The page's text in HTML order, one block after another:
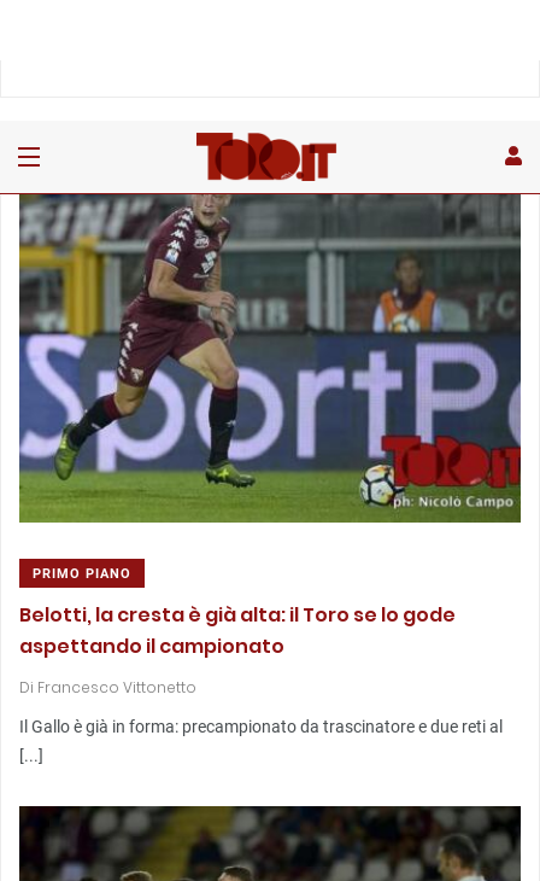
PRIMO PIANO
Belotti, la cresta è già alta: il Toro se lo gode
aspettando il campionato
Di Francesco Vittonetto
Il Gallo è già in forma: precampionato da trascinatore e due reti al
[...]